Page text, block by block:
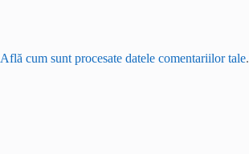
Află cum sunt procesate datele comentariilor tale.